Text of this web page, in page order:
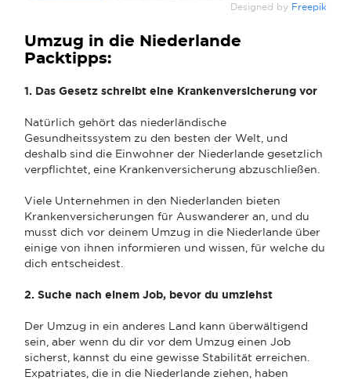
Designed by Freepik
Umzug in die Niederlande
Packtipps:
1. Das Gesetz schreibt eine Krankenversicherung vor
Natürlich gehört das niederländische
Gesundheitssystem zu den besten der Welt, und
deshalb sind die Einwohner der Niederlande gesetzlich
verpflichtet, eine Krankenversicherung abzuschließen.
Viele Unternehmen in den Niederlanden bieten
Krankenversicherungen für Auswanderer an, und du
musst dich vor deinem Umzug in die Niederlande über
einige von ihnen informieren und wissen, für welche du
dich entscheidest.
2. Suche nach einem Job, bevor du umziehst
Der Umzug in ein anderes Land kann überwältigend
sein, aber wenn du dir vor dem Umzug einen Job
sicherst, kannst du eine gewisse Stabilität erreichen.
Expatriates, die in die Niederlande ziehen, haben